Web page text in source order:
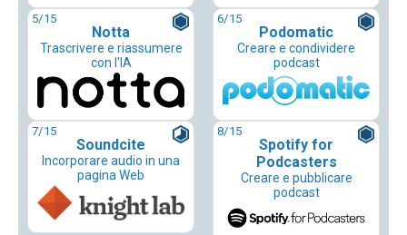
5/15
Notta
Trascrivere e riassumere
con l'IA
6/15
Podomatic
Creare e condividere
podcast
7/15
Soundcite
Incorporare audio in una
pagina Web
8/15
Spotify for
Podcasters
Creare e pubblicare
podcast